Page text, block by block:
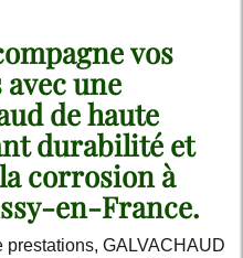
vos
une
de haute
durabilité et
corrosion à
en-France.
prestations, GALVACHAUD